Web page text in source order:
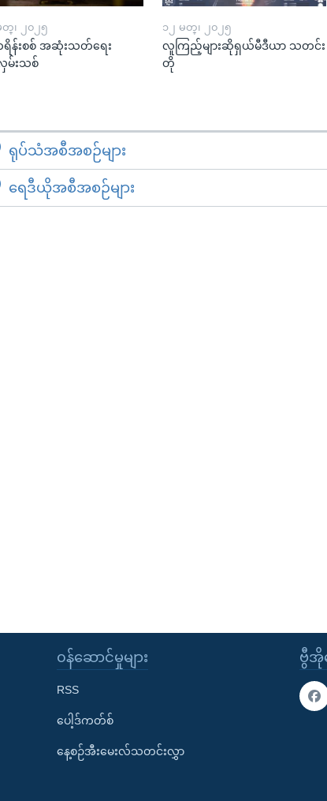
တ္၊ ၂၀၂၅
န်းစစ် အဆုံးသတ်ရေး
မ်းသစ်
၁၂ မတ္၊ ၂၀၂၅
လူကြည့်များဆိုရှယ်မီဒီယာ သတင်း
တို
ရုပ်သံအစီအစဉ်များ
ရေဒီယိုအစီအစဉ်များ
ဗွီအို
၀န်ဆောင်မှုများ
RSS
ပေါ့ဒ်ကတ်စ်
နေ့စဉ်အီးမေးလ်သတင်းလွှာ